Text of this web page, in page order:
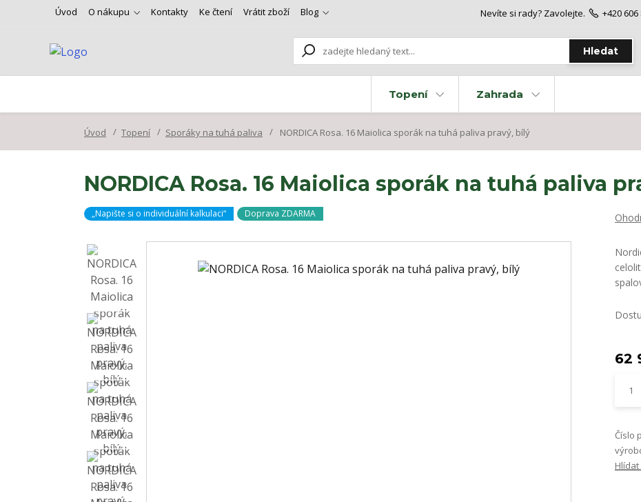
Úvod O nákupu Kontakty Ke čtení Vrátit zboží Blog
Hledat
Nevíte si rady? Zavolejte. +420 606
Topení Zahrada
Úvod Topení Sporáky na tuhá paliva NORDICA Rosa. 16 Maiolica sporák na tuhá paliva pravý, bílý
NORDICA Rosa. 16 Maiolica sporák na tuhá paliva
„Napište si o individuální kalkulaci“ Doprava ZDARMA
62
Číslo